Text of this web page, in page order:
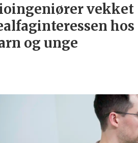
vekket
hos
og unge